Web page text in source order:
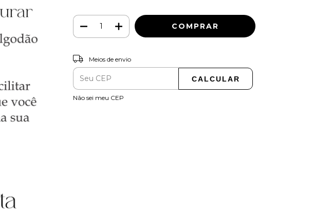
Entregas para o CEP:
Meios de envio
CALCULAR
Não sei meu CEP